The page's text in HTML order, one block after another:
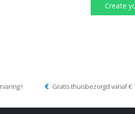
Create
! Gratis thuisbezorgd vanaf €